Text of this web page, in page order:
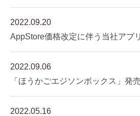
2022.09.20
AppStore価格改定に伴う当社アプ
2022.09.06
「ほうかごエジソンボックス」発
2022.05.16